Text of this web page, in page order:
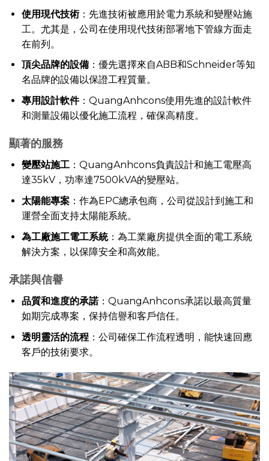
使用現代技術：先進技術被應用於電力系統和變壓站施
工。尤其是，公司在使用現代技術部署地下管線方面走
在前列。
頂尖品牌的設備：優先選擇來自ABB和Schneider等知
名品牌的設備以保證工程質量。
專用設計軟件：QuangAnhcons使用先進的設計軟件
和測量設備以優化施工流程，確保高精度。
顯著的服務
變壓站施工：QuangAnhcons負責設計和施工電壓高
達35kV，功率達7500kVA的變壓站。
太陽能專案：作為EPC總承包商，公司從設計到施工和
運營全面支持太陽能系統。
為工廠施工電工系統：為工業廠房提供全面的電工系統
解決方案，以保障安全和高效能。
承諾與信譽
品質和進度的承諾：QuangAnhcons承諾以最高質量
如期完成專案，保持信譽和客戶信任。
透明靈活的流程：公司確保工作流程透明，能快速回應
客戶的技術要求。